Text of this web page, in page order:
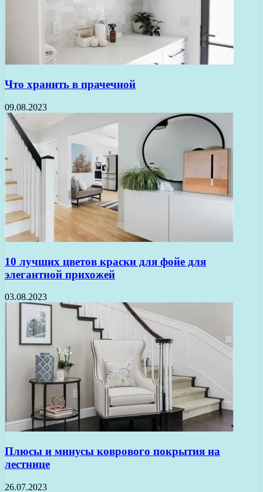
Что хранить в прачечной
09.08.2023
10 лучших цветов краски для фойе для
элегантной прихожей
03.08.2023
Плюсы и минусы коврового покрытия на
лестнице
26.07.2023